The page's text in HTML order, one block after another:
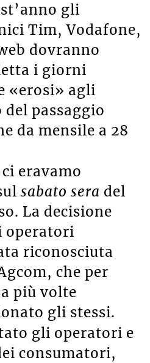
gli
Tim, Vodafone,
dovranno
i giorni
«erosi» agli
passaggio
da mensile a 28
eravamo
sabato sera del
La decisione
operatori
riconosciuta
che per
più volte
gli stessi.
gli operatori e
consumatori,